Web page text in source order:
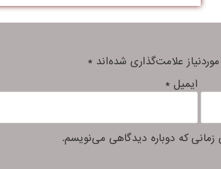
علامت‌گذاری شده‌اند *
ایمیل *
زمانی که دوباره دیدگاهی می‌نویسم.